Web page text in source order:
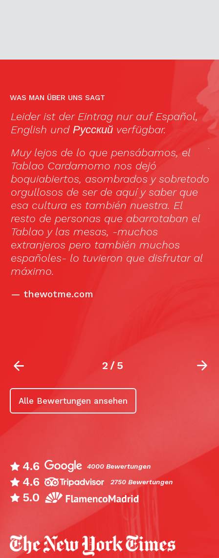
WAS MAN ÜBER UNS SAGT
Leider ist der Eintrag nur auf Español,
Englishund Русскийverfügbar.
Muy lejos de lo que pensábamos, el
Tablao Cardamomo nos dejó
boquiabiertos, asombrados y sobretodo
orgullosos de ser de aquí y saber que
esa cultura es también nuestra. El
resto de personas que abarrotaban el
Tablao y las mesas, -muchos
extranjeros pero también muchos
españoles- lo tuvieron que disfrutar al
máximo.
— thewotme.com
2/5
Alle Bewertungen ansehen
4.6 4000 Bewertungen
4.6 2750 Bewertungen
5.0